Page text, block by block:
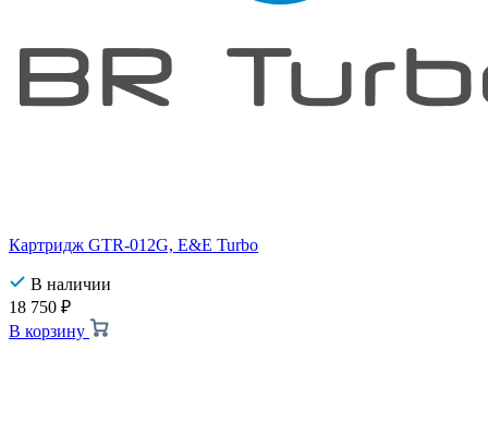
Картридж GTR-012G, E&E Turbo
В наличии
18 750 ₽
В корзину